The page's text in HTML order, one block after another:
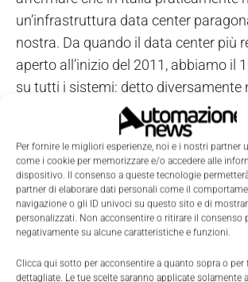
Per fornire le migliori esperienze, noi e i nostri partner
come i cookie per memorizzare e/o accedere alle
dispositivo. Il consenso a queste tecnologie
partner di elaborare dati personali come il
navigazione o gli ID univoci su questo sito e di
personalizzati. Non acconsentire o ritirare il consenso
negativamente su alcune caratteristiche e funzioni.
Clicca qui sotto per acconsentire a quanto sopra o per
dettagliate. Le tue scelte saranno applicate solamente
un’infrastruttura data center
nostra. Da quando il data center più
aperto all’inizio del 2011, abbiamo il
su tutti i sistemi: detto diversamente
un solo millisecondo di down della
Dimostriamo la nostra affidabilità
100% di uptime fino a oggi, ma
con una struttura che è ridondata. Si
l’interruzione dell’alimentazione
un sistema secondario. Anche il
cessa di funzionare? Intervengono i
continuità. Anche i gruppi di